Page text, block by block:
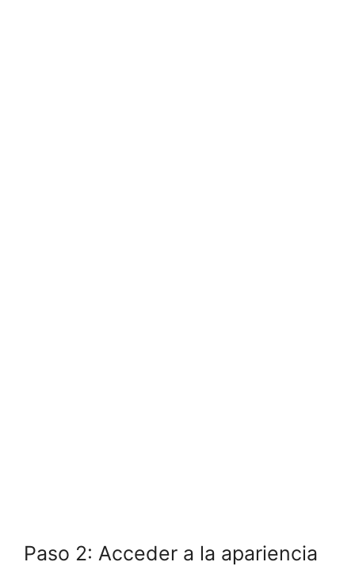
Paso 2: Acceder a la apariencia